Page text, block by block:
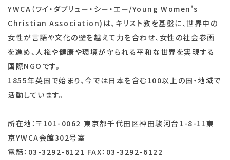
YWCA（ワイ・ダブリュー・シー・エー/Young Women's
Christian Association)は、キリスト教を基盤に、世界中の
女性が言語や文化の壁を越えて力を合わせ、女性の社会参画
を進め、人権や健康や環境が守られる平和な世界を実現する
国際NGOです。
1855年英国で始まり、今では日本を含む100以上の国・地域で
活動しています。
所在地：〒101-0062 東京都千代田区神田駿河台1-8-11東
京YWCA会館302号室
電話：03-3292-6121 FAX：03-3292-6122